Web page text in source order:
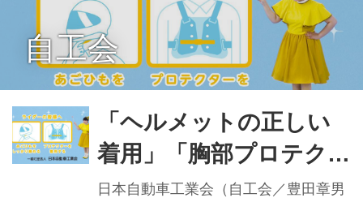
自工会
「ヘルメットの正しい
着用」「胸部プロテクタ
ーの着用」 秋の交通安
日本自動車工業会（自工会／豊田章男